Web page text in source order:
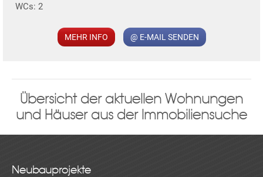
WCs: 2
MEHR INFO @ E-MAIL SENDEN
Übersicht der aktuellen Wohnungen
und Häuser aus der Immobiliensuche
Neubauprojekte